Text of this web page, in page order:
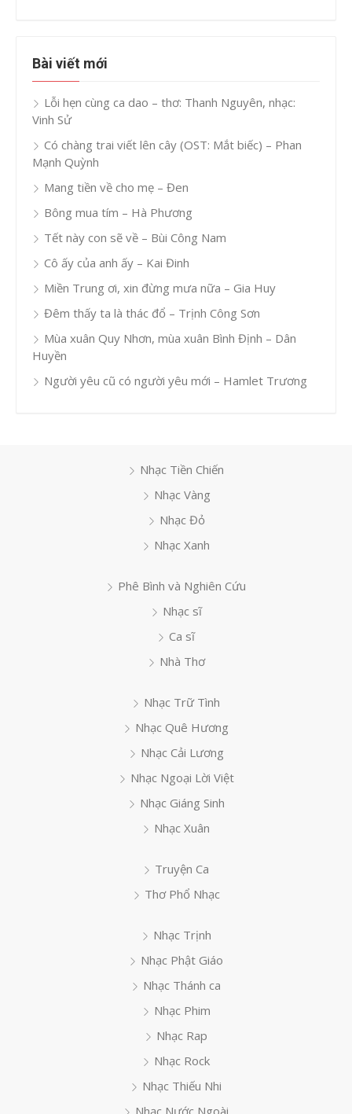
Bài viết mới
Lỗi hẹn cùng ca dao – thơ: Thanh Nguyên, nhạc:
Vinh Sử
Có chàng trai viết lên cây (OST: Mắt biếc) – Phan
Mạnh Quỳnh
Mang tiền về cho mẹ – Đen
Bông mua tím – Hà Phương
Tết này con sẽ về – Bùi Công Nam
Cô ấy của anh ấy – Kai Đinh
Miền Trung ơi, xin đừng mưa nữa – Gia Huy
Đêm thấy ta là thác đổ – Trịnh Công Sơn
Mùa xuân Quy Nhơn, mùa xuân Bình Định – Dân
Huyền
Người yêu cũ có người yêu mới – Hamlet Trương
Nhạc Tiền Chiến
Nhạc Vàng
Nhạc Đỏ
Nhạc Xanh
Phê Bình và Nghiên Cứu
Nhạc sĩ
Ca sĩ
Nhà Thơ
Nhạc Trữ Tình
Nhạc Quê Hương
Nhạc Cải Lương
Nhạc Ngoại Lời Việt
Nhạc Giáng Sinh
Nhạc Xuân
Truyện Ca
Thơ Phổ Nhạc
Nhạc Trịnh
Nhạc Phật Giáo
Nhạc Thánh ca
Nhạc Phim
Nhạc Rap
Nhạc Rock
Nhạc Thiếu Nhi
Nhạc Nước Ngoài